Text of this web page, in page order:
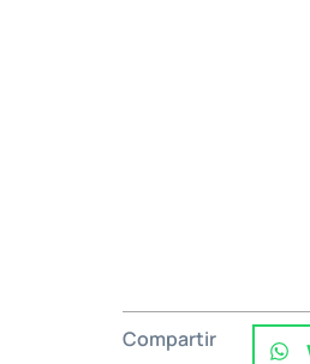
Compartir